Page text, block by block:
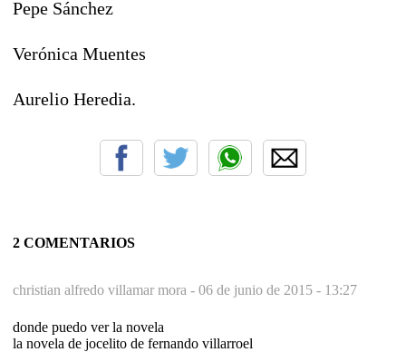
Pepe Sánchez
Verónica Muentes
Aurelio Heredia.
2 COMENTARIOS
christian alfredo villamar mora - 06 de junio de 2015 - 13:27
donde puedo ver la novela
la novela de jocelito de fernando villarroel